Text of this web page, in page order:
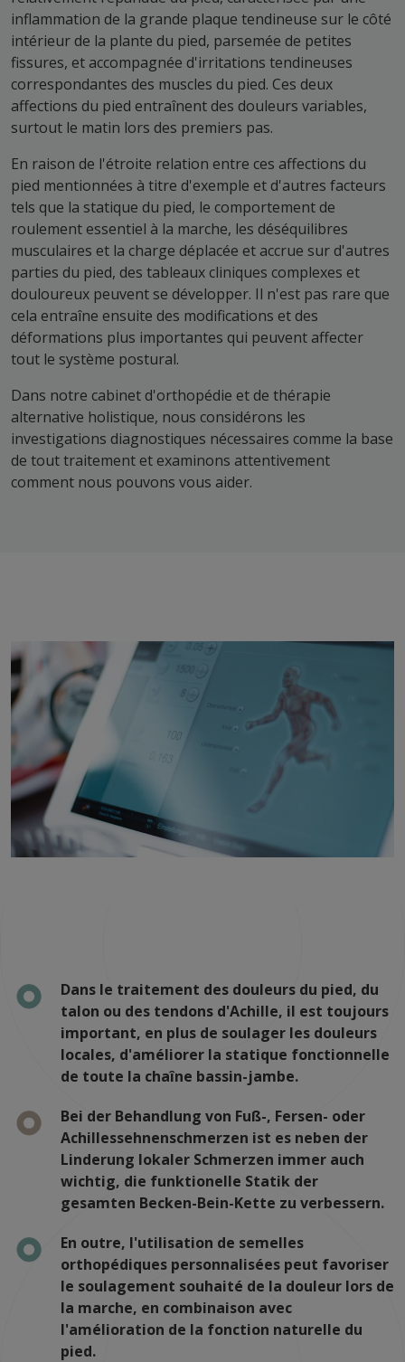
inflammation de la grande plaque tendineuse sur le côté
intérieur de la plante du pied, parsemée de petites
fissures, et accompagnée d'irritations tendineuses
correspondantes des muscles du pied. Ces deux
affections du pied entraînent des douleurs variables,
surtout le matin lors des premiers pas.
En raison de l'étroite relation entre ces affections du
pied mentionnées à titre d'exemple et d'autres facteurs
tels que la statique du pied, le comportement de
roulement essentiel à la marche, les déséquilibres
musculaires et la charge déplacée et accrue sur d'autres
parties du pied, des tableaux cliniques complexes et
douloureux peuvent se développer. Il n'est pas rare que
cela entraîne ensuite des modifications et des
déformations plus importantes qui peuvent affecter
tout le système postural.
Dans notre cabinet d'orthopédie et de thérapie
alternative holistique, nous considérons les
investigations diagnostiques nécessaires comme la base
de tout traitement et examinons attentivement
comment nous pouvons vous aider.
Dans le traitement des douleurs du pied, du
talon ou des tendons d'Achille, il est toujours
important, en plus de soulager les douleurs
locales, d'améliorer la statique fonctionnelle
de toute la chaîne bassin-jambe.
Bei der Behandlung von Fuß-, Fersen- oder
Achillessehnenschmerzen ist es neben der
Linderung lokaler Schmerzen immer auch
wichtig, die funktionelle Statik der
gesamten Becken-Bein-Kette zu verbessern.
En outre, l'utilisation de semelles
orthopédiques personnalisées peut favoriser
le soulagement souhaité de la douleur lors de
la marche, en combinaison avec
l'amélioration de la fonction naturelle du
pied.